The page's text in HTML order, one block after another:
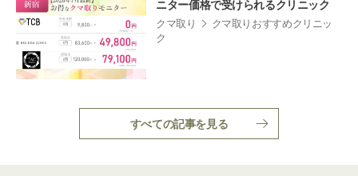
ニター価格で受けられるクリニック
クマ取り
クマ取りおすすめクリニッ
ク
すべての記事を見る